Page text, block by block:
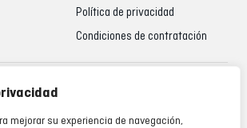
mejorar su experiencia de navegación,
Política de privacidad
Condiciones de contratación